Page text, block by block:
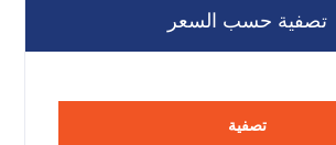
تصفية حسب السعر
تصفية